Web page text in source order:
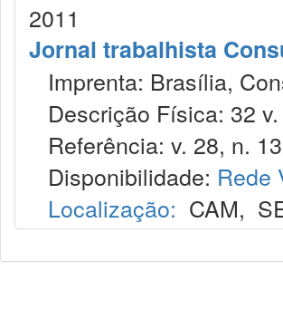
2011
Jornal trabalhista
Imprenta: Brasília,
Descrição Física: 32
Referência: v. 28, n.
Disponibilidade: Rede
Localização: CAM,